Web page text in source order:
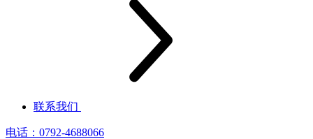
联系我们
电话：0792-4688066